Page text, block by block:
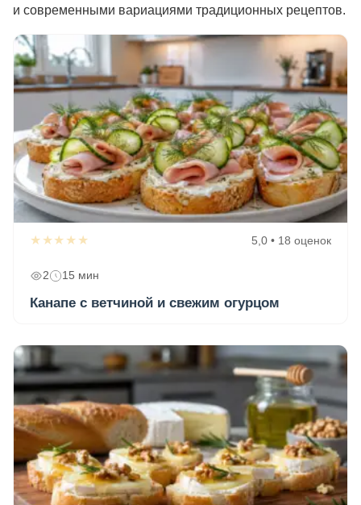
и современными вариациями традиционных рецептов.
★★★★★ 5,0 • 18 оценок
2 15 мин
Канапе с ветчиной и свежим огурцом